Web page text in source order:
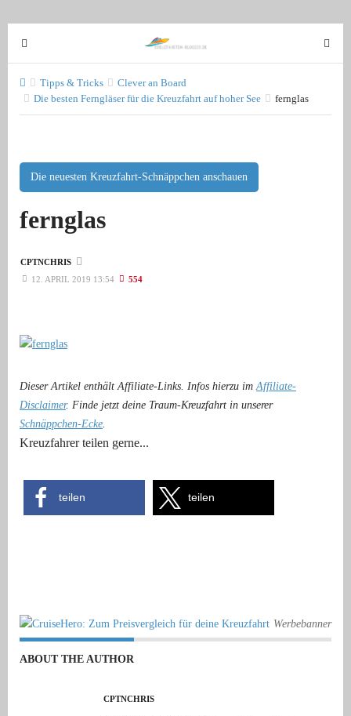
T
o
g
g
l
v
i
g
t
T
o
l
Tipps & Tricks
Clever an Board
Die besten Ferngläser für die Kreuzfahrt auf hoher See
fernglas
Die neuesten Kreuzfahrt-Schnäppchen anschauen
fernglas
CPTNCHRIS
12. APRIL 2019 13:54
554
Dieser Artikel enthält Affiliate-Links. Infos hierzu im Affiliate-
Disclaimer. Finde jetzt deine Traum-Kreuzfahrt in unserer
Schnäppchen-Ecke
Kreuzfahrer teilen gerne...
teilen teilen
Werbebanner
ABOUT THE AUTHOR
CPTNCHRIS